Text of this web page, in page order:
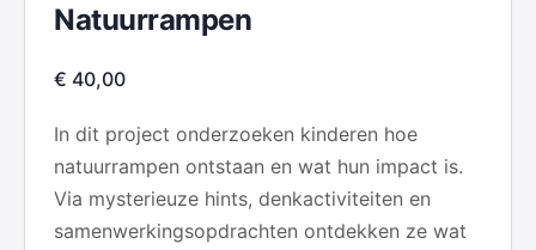
Natuurrampen
€ 40,00
In dit project onderzoeken kinderen hoe
natuurrampen ontstaan en wat hun impact is.
Via mysterieuze hints, denkactiviteiten en
samenwerkingsopdrachten ontdekken ze wat